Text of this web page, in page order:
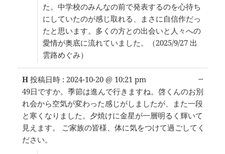
た。中学校のみんなの前で発表するのを心待ち
にしていたのが感じ取れる、まさに自信作だっ
たと思います。多くの方との出会いと人々への
愛情が奥底に流れていました。（2025/9/27 出
雲路めぐみ）
H投稿日時 : 2024-10-20 @ 10:21 pm
49日ですか。季節は進んで行きますね。啓くんのお別
れ会から空気が変わった感じがしましたが、また一段
と寒くなりました。夕焼けに金星が一層明るく輝いて
見えます。 ご家族の皆様、体に気をつけて過ごしてく
ださい。
...こ
メ
タ
ク